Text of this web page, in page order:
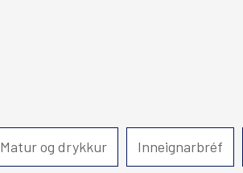
Matur og drykkur Inneignarbréf